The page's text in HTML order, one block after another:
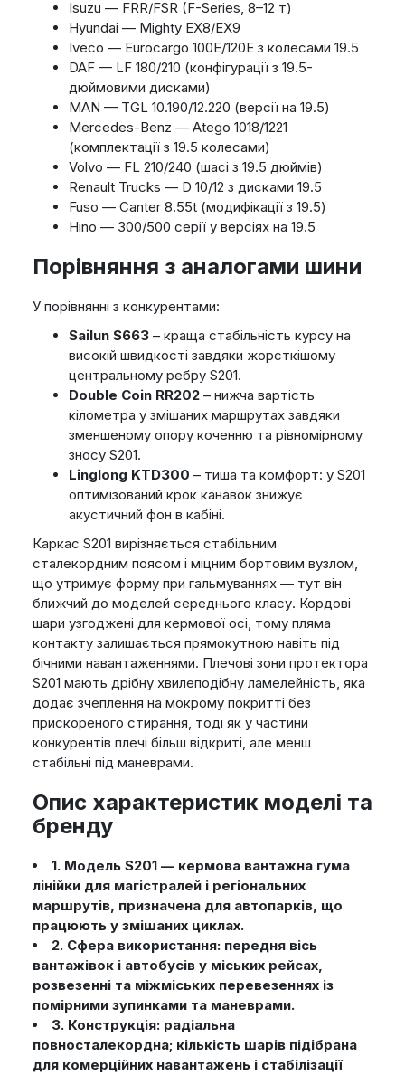
Isuzu — FRR/FSR (F-Series, 8–12 т)
Hyundai — Mighty EX8/EX9
Iveco — Eurocargo 100E/120E з колесами 19.5
DAF — LF 180/210 (конфігурації з 19.5-
дюймовими дисками)
MAN — TGL 10.190/12.220 (версії на 19.5)
Mercedes-Benz — Atego 1018/1221
(комплектації з 19.5 колесами)
Volvo — FL 210/240 (шасі з 19.5 дюймів)
Renault Trucks — D 10/12 з дисками 19.5
Fuso — Canter 8.55t (модифікації з 19.5)
Hino — 300/500 серії у версіях на 19.5
Порівняння з аналогами шини
У порівнянні з конкурентами:
Sailun S663– краща стабільність курсу на
високій швидкості завдяки жорсткішому
центральному ребру S201.
Double Coin RR202– нижча вартість
кілометра у змішаних маршрутах завдяки
зменшеному опору коченню та рівномірному
зносу S201.
Linglong KTD300 – тиша та комфорт: у S201
оптимізований крок канавок знижує
акустичний фон в кабіні.
Каркас S201 вирізняється стабільним
сталекордним поясом і міцним бортовим вузлом,
що утримує форму при гальмуваннях — тут він
ближчий до моделей середнього класу. Кордові
шари узгоджені для кермової осі, тому пляма
контакту залишається прямокутною навіть під
бічними навантаженнями. Плечові зони протектора
S201 мають дрібну хвилеподібну ламелейність, яка
додає зчеплення на мокрому покритті без
прискореного стирання, тоді як у частини
конкурентів плечі більш відкриті, але менш
стабільні під маневрами.
Опис характеристик моделі та
бренду
1. Модель S201 — кермова вантажна гума
лінійки для магістралей і регіональних
маршрутів, призначена для автопарків, що
працюють у змішаних циклах.
2. Сфера використання: передня вісь
вантажівок і автобусів у міських рейсах,
розвезенні та міжміських перевезеннях із
помірними зупинками та маневрами.
3. Конструкція: радіальна
повносталекордна; кількість шарів підібрана
для комерційних навантажень і стабілізації